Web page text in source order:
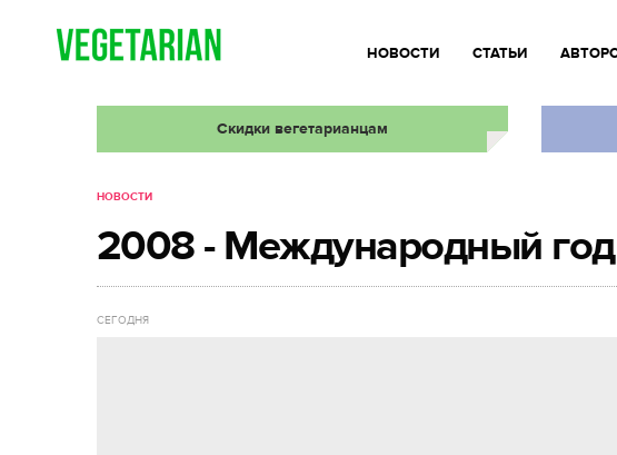
НОВОСТИ СТАТЬИ
Скидки вегетарианцам
НОВОСТИ
2008 - Международный
СЕГОДНЯ